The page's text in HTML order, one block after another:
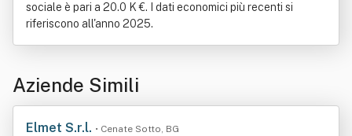
sociale è pari a 20.0 K €. I dati economici più recenti si
riferiscono all'anno 2025.
Aziende Simili
Elmet S.r.l. • Cenate Sotto, BG